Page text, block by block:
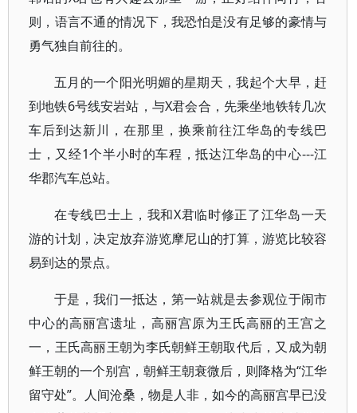
则，语言不通的情况下，我恐怕是没有足够的豪情与
勇气独自前往的。
五月的一个阳光明媚的星期天，我起个大早，赶
到地铁6号线安岩站，与X君会合，先乘坐地铁转几次
车后到达新川，在那里，换乘前往江华岛的专线巴
士，又经1个半小时的车程，抵达江华岛的中心---江
华郡汽车总站。
在专线巴士上，我和X君临时修正了江华岛一天
游的计划，决定放弃游览摩尼山的打算，游览比较容
易到达的景点。
于是，我们一抵达，第一站就是去参观位于闹市
中心的高丽宫遗址，高丽宫原为王氏高丽的王宫之
一，王氏高丽王朝为李氏朝鲜王朝取代后，又成为朝
鲜王朝的一个别宫，朝鲜王朝衰微后，则降格为“江华
留守处”。人间沧桑，物是人非，如今的高丽宫早已没